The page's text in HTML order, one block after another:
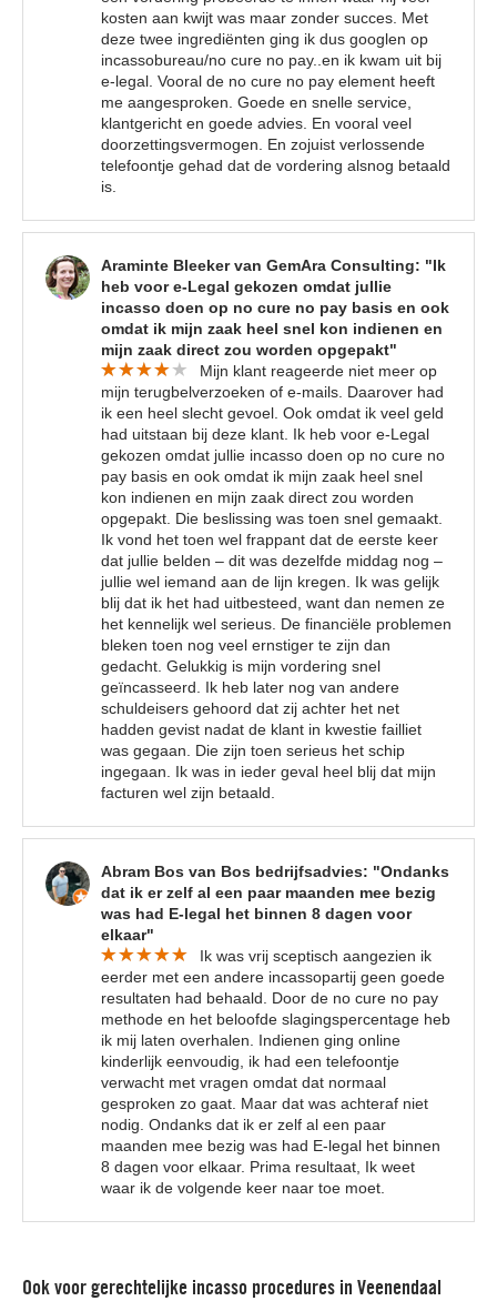
kosten aan kwijt was maar zonder succes. Met
deze twee ingrediënten ging ik dus googlen op
incassobureau/no cure no pay..en ik kwam uit bij
e-legal. Vooral de no cure no pay element heeft
me aangesproken. Goede en snelle service,
klantgericht en goede advies. En vooral veel
doorzettingsvermogen. En zojuist verlossende
telefoontje gehad dat de vordering alsnog betaald
is.
Araminte Bleeker van GemAra Consulting: "Ik
heb voor e-Legal gekozen omdat jullie
incasso doen op no cure no pay basis en ook
omdat ik mijn zaak heel snel kon indienen en
mijn zaak direct zou worden opgepakt"
Mijn klant reageerde niet meer op
mijn terugbelverzoeken of e-mails. Daarover had
ik een heel slecht gevoel. Ook omdat ik veel geld
had uitstaan bij deze klant. Ik heb voor e-Legal
gekozen omdat jullie incasso doen op no cure no
pay basis en ook omdat ik mijn zaak heel snel
kon indienen en mijn zaak direct zou worden
opgepakt. Die beslissing was toen snel gemaakt.
Ik vond het toen wel frappant dat de eerste keer
dat jullie belden – dit was dezelfde middag nog –
jullie wel iemand aan de lijn kregen. Ik was gelijk
blij dat ik het had uitbesteed, want dan nemen ze
het kennelijk wel serieus. De financiële problemen
bleken toen nog veel ernstiger te zijn dan
gedacht. Gelukkig is mijn vordering snel
geïncasseerd. Ik heb later nog van andere
schuldeisers gehoord dat zij achter het net
hadden gevist nadat de klant in kwestie failliet
was gegaan. Die zijn toen serieus het schip
ingegaan. Ik was in ieder geval heel blij dat mijn
facturen wel zijn betaald.
Abram Bos van Bos bedrijfsadvies: "Ondanks
dat ik er zelf al een paar maanden mee bezig
was had E-legal het binnen 8 dagen voor
elkaar"
Ik was vrij sceptisch aangezien ik
eerder met een andere incassopartij geen goede
resultaten had behaald. Door de no cure no pay
methode en het beloofde slagingspercentage heb
ik mij laten overhalen. Indienen ging online
kinderlijk eenvoudig, ik had een telefoontje
verwacht met vragen omdat dat normaal
gesproken zo gaat. Maar dat was achteraf niet
nodig. Ondanks dat ik er zelf al een paar
maanden mee bezig was had E-legal het binnen
8 dagen voor elkaar. Prima resultaat, Ik weet
waar ik de volgende keer naar toe moet.
Ook voor gerechtelijke incasso procedures in Veenendaal